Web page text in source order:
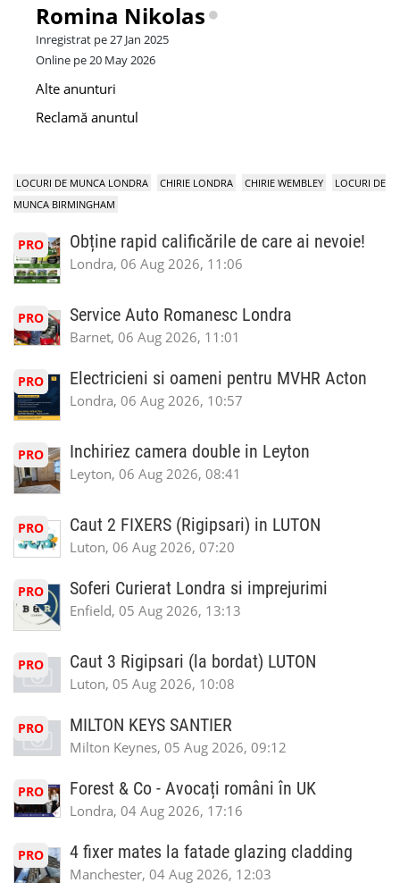
Romina Nikolas
Inregistrat pe 27 Jan 2025
Online pe 20 May 2026
Alte anunturi
Reclamă anuntul
LOCURI DE MUNCA LONDRA CHIRIE LONDRA CHIRIE WEMBLEY
LOCURI DE
MUNCA BIRMINGHAM
PRO Obține rapid calificările de care ai nevoie!
Londra, 06 Aug 2026, 11:06
PRO Service Auto Romanesc Londra
Barnet, 06 Aug 2026, 11:01
PRO Electricieni si oameni pentru MVHR Acton
Londra, 06 Aug 2026, 10:57
PRO Inchiriez camera double in Leyton
Leyton, 06 Aug 2026, 08:41
PRO Caut 2 FIXERS (Rigipsari) in LUTON
Luton, 06 Aug 2026, 07:20
PRO Soferi Curierat Londra si imprejurimi
Enfield, 05 Aug 2026, 13:13
PRO Caut 3 Rigipsari (la bordat) LUTON
Luton, 05 Aug 2026, 10:08
PRO MILTON KEYS SANTIER
Milton Keynes, 05 Aug 2026, 09:12
PRO Forest & Co - Avocați români în UK
Londra, 04 Aug 2026, 17:16
PRO 4 fixer mates la fatade glazing cladding
Manchester, 04 Aug 2026, 12:03